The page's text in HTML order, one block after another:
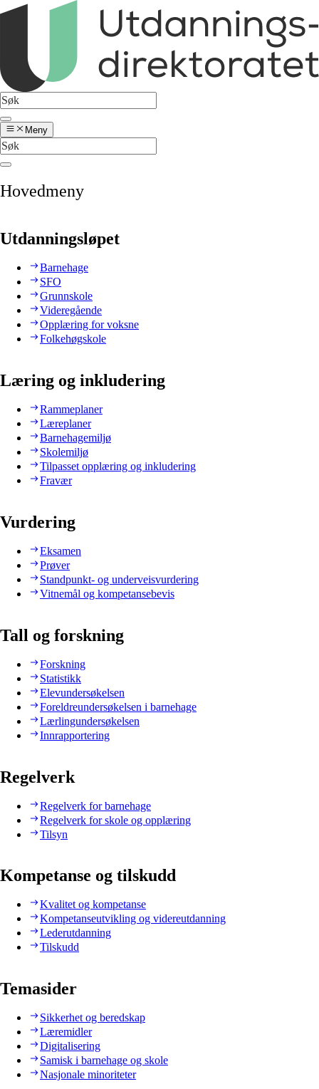
Meny
Hovedmeny
Utdanningsløpet
Barnehage
SFO
Grunnskole
Videregående
Opplæring for voksne
Folkehøgskole
Læring og inkludering
Rammeplaner
Læreplaner
Barnehagemiljø
Skolemiljø
Tilpasset opplæring og inkludering
Fravær
Vurdering
Eksamen
Prøver
Standpunkt- og underveisvurdering
Vitnemål og kompetansebevis
Tall og forskning
Forskning
Statistikk
Elevundersøkelsen
Foreldreundersøkelsen i barnehage
Lærlingundersøkelsen
Innrapportering
Regelverk
Regelverk for barnehage
Regelverk for skole og opplæring
Tilsyn
Kompetanse og tilskudd
Kvalitet og kompetanse
Kompetanseutvikling og videreutdanning
Lederutdanning
Tilskudd
Temasider
Sikkerhet og beredskap
Læremidler
Digitalisering
Samisk i barnehage og skole
Nasjonale minoriteter